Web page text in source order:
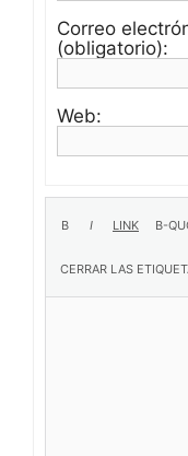
Correo
(obligatorio):
Web: